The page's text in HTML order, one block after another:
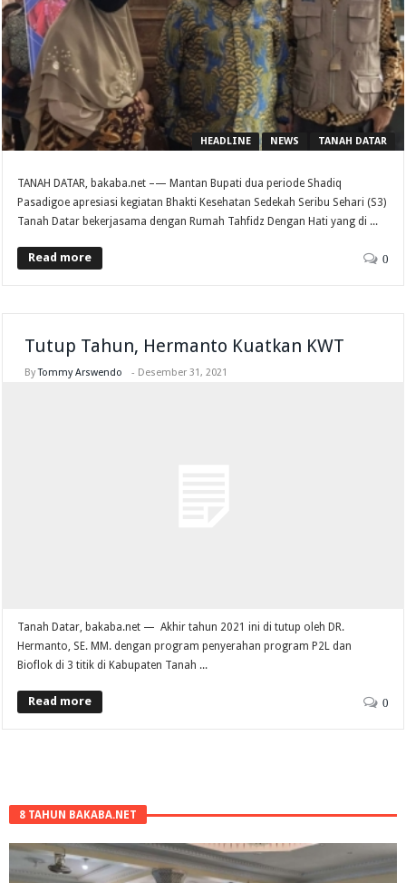
HEADLINE NEWS TANAH DATAR
TANAH DATAR, bakaba.net –— Mantan Bupati dua periode Shadiq
Pasadigoe apresiasi kegiatan Bhakti Kesehatan Sedekah Seribu Sehari (S3)
Tanah Datar bekerjasama dengan Rumah Tahfidz Dengan Hati yang di ...
Read more 0
Tutup Tahun, Hermanto Kuatkan KWT
ByTommy Arswendo - Desember 31, 2021
Tanah Datar, bakaba.net — Akhir tahun 2021 ini di tutup oleh DR.
Hermanto, SE. MM. dengan program penyerahan program P2L dan
Bioflok di 3 titik di Kabupaten Tanah ...
Read more 0
8 TAHUN BAKABA.NET